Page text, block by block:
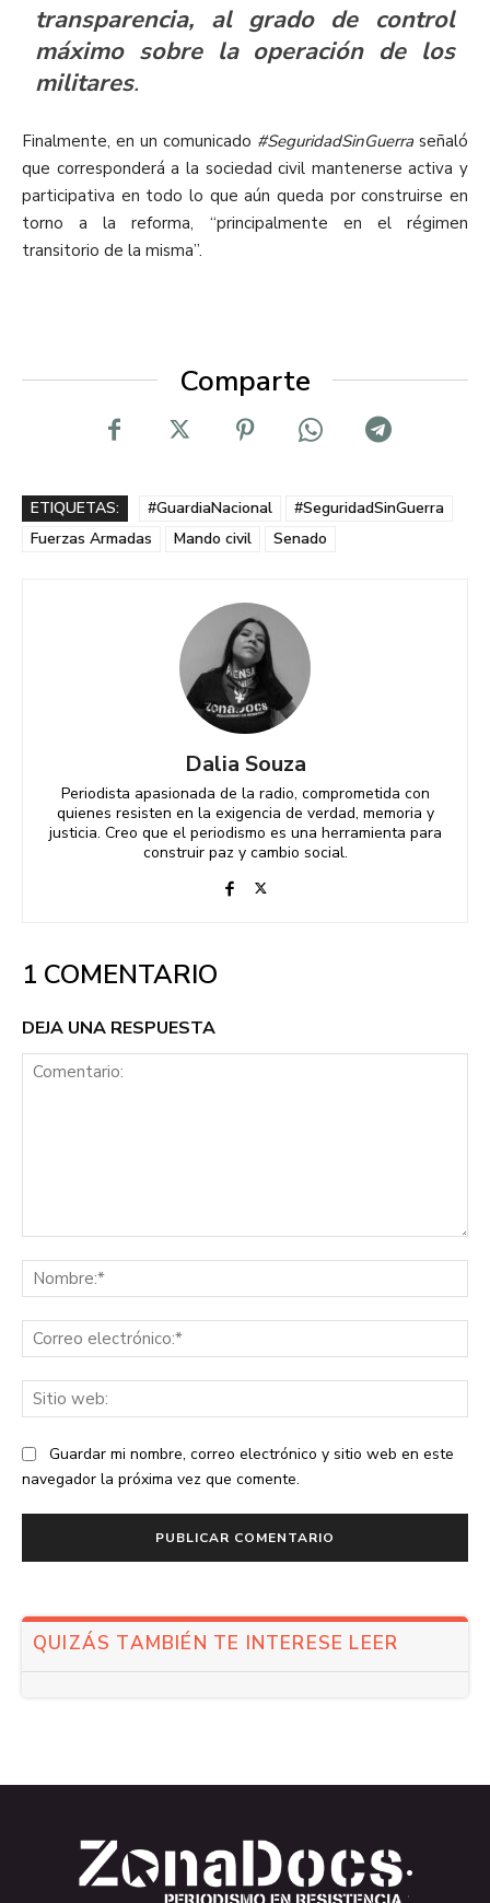
transparencia, al grado de control
máximo sobre la operación de los
militares.
Finalmente, en un comunicado #SeguridadSinGuerraseñaló
que corresponderá a la sociedad civil mantenerse activa y
participativa en todo lo que aún queda por construirse en
torno a la reforma, “principalmente en el régimen
transitorio de la misma”.
Comparte
ETIQUETAS: #GuardiaNacional
#SeguridadSinGuerra
Fuerzas Armadas
Mando civil Senado
Dalia Souza
Periodista apasionada de la radio, comprometida con
quienes resisten en la exigencia de verdad, memoria y
justicia. Creo que el periodismo es una herramienta para
construir paz y cambio social.
1 COMENTARIO
DEJA UNA RESPUESTA
Guardar mi nombre, correo electrónico y sitio web en este
navegador la próxima vez que comente.
QUIZÁS TAMBIÉN TE INTERESE LEER
.
.